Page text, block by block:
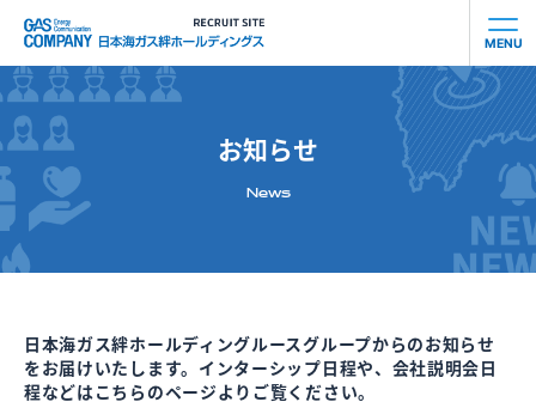
会社を知る
社員を知る
お知らせ
MENU
お知らせ
News
日本海ガス絆ホールディングルースグループからのお知らせ
をお届けいたします。インターシップ日程や、会社説明会日
程などはこちらのページよりご覧ください。